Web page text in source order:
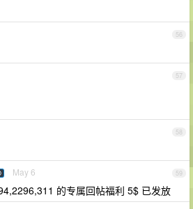
56
57
58
59
May 6
的专属回帖福利 5$ 已发放